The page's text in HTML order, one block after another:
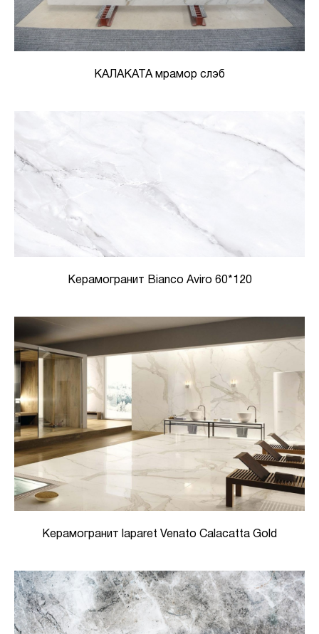
КАЛАКАТА мрамор слэб
Керамогранит Bianco Aviro 60*120
Керамогранит laparet Venato Calacatta Gold